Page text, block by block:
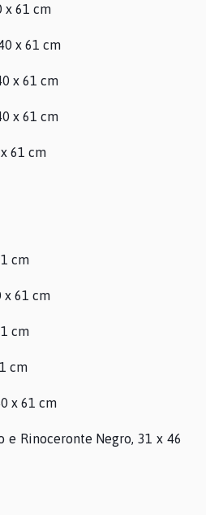
x 61 cm
x 61 cm
x 61 cm
x 61 cm
61 cm
cm
x 61 cm
cm
cm
x 61 cm
e Rinoceronte Negro, 31 x 46